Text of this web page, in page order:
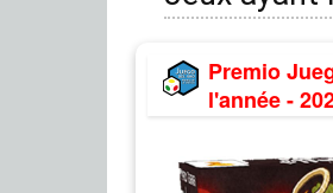
Premio
l'année -